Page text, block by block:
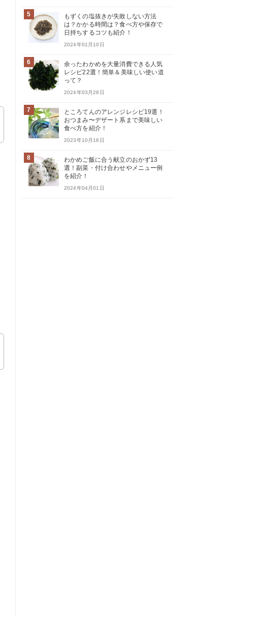
5
もずくの塩抜きが失敗しない方法
は？かかる時間は？食べ方や保存で
日持ちするコツも紹介！
2024年01月10日
6
余ったわかめを大量消費できる人気
レシピ22選！簡単＆美味しい使い道
って？
2024年03月28日
7
ところてんのアレンジレシピ19選！
おつまみ〜デザート系まで美味しい
食べ方を紹介！
2023年10月16日
8
わかめご飯に合う献立のおかず13
選！副菜・付け合わせやメニュー例
を紹介！
2024年04月01日